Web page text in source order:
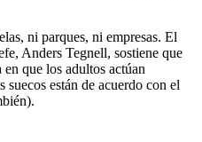
ni parques, ni empresas. El
Anders Tegnell, sostiene que
que los adultos actúan
suecos están de acuerdo con el